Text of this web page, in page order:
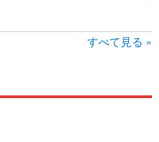
すべて見る »